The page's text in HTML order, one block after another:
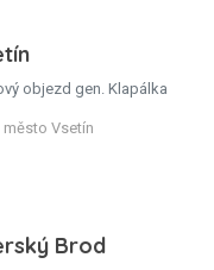
objezd gen. Klapálka
město Vsetín
Brod